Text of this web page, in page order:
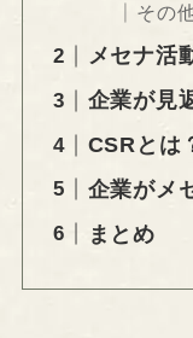
その
メセナ活
企業が見
CSRとは
企業がメ
まとめ